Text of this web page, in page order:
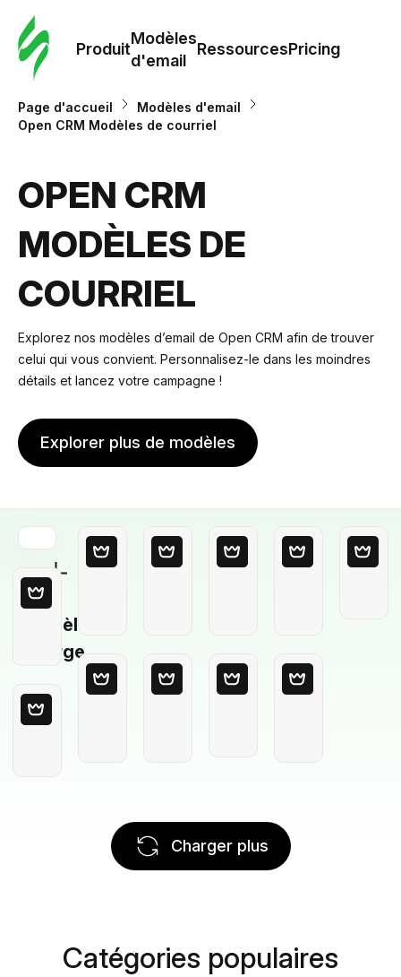
Produit
Modèles
d'email
RessourcesPricing
Page d'accueil
Modèles d'email
Open CRM Modèles de courriel
OPEN CRM
MODÈLES DE
COURRIEL
Explorez nos modèles d’email de Open CRM afin de trouver
celui qui vous convient. Personnalisez-le dans les moindres
détails et lancez votre campagne !
Explorer plus de modèles
Modèle
Vierge
Charger plus
Catégories populaires